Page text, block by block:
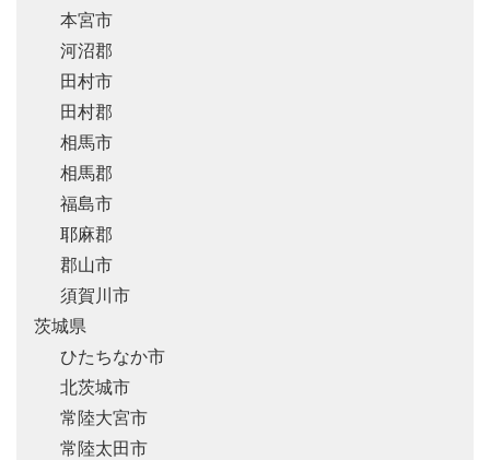
本宮市
河沼郡
田村市
田村郡
相馬市
相馬郡
福島市
耶麻郡
郡山市
須賀川市
茨城県
ひたちなか市
北茨城市
常陸大宮市
常陸太田市